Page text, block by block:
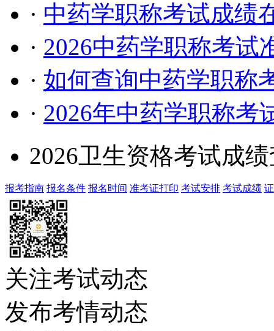
· 中药学职称考试成绩
· 2026中药学职称考试
· 如何查询中药学职称
· 2026年中药学职称考
2026卫生资格考试成
报考指南 报名条件 报名时间 准考证打印 考试安排 考试成绩
关注考试动态
发布考情动态